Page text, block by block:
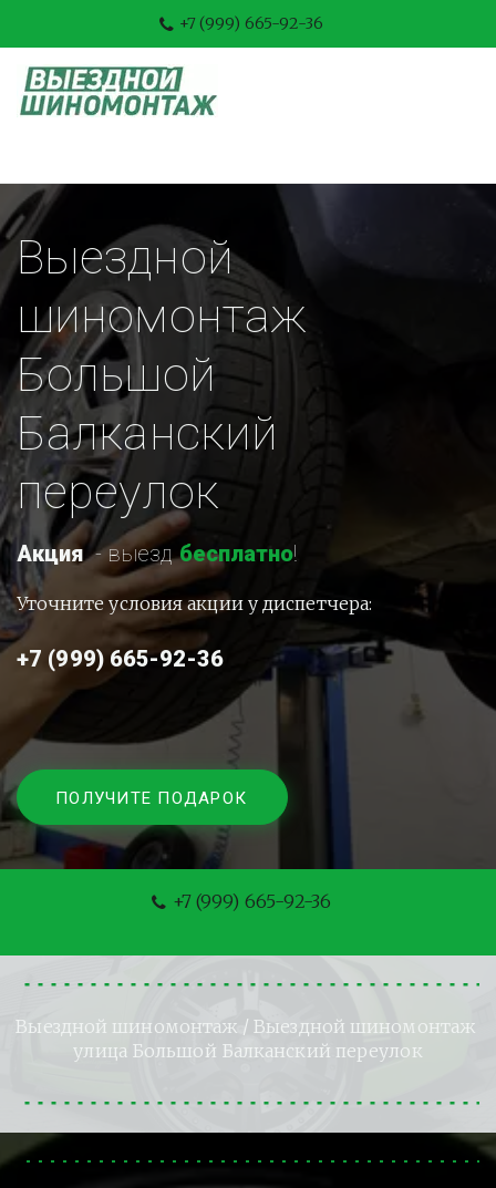
+7 (999) 665-92-36
Выездной
шиномонтаж
Большой
Балканский
переулок
Акция - выезд бесплатно!
Уточните условия акции у диспетчера:
+7 (999) 665-92-36
ПОЛУЧИТЕ ПОДАРОК
+7 (999) 665-92-36
Выездной шиномонтаж / Выездной шиномонтаж
улица Большой Балканский переулок